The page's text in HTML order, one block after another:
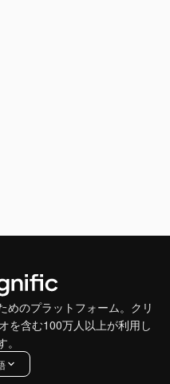
めのプラットフォーム。クリ
を含む100万人以上が利用し